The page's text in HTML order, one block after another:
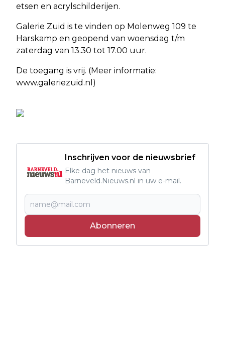
etsen en acrylschilderijen.
Galerie Zuid is te vinden op Molenweg 109 te
Harskamp en geopend van woensdag t/m
zaterdag van 13.30 tot 17.00 uur.
De toegang is vrij. (Meer informatie:
www.galeriezuid.nl)
Inschrijven voor de nieuwsbrief
Elke dag het nieuws van
Barneveld.Nieuws.nl in uw e-mail.
Abonneren